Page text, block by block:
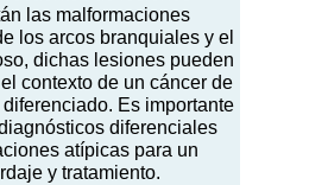
las malformaciones
los arcos branquiales y el
dichas lesiones pueden
contexto de un cáncer de
Es importante
diferenciales
atípicas para un
y tratamiento.